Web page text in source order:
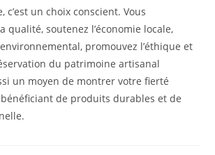
c’est un choix conscient. Vous
qualité, soutenez l’économie locale,
promouvez l’éthique et
du patrimoine artisanal
un moyen de montrer votre fierté
de produits durables et de